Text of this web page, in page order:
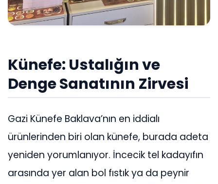
Künefe: Ustalığın ve
Denge Sanatının Zirvesi
Gazi Künefe Baklava’nın en iddialı
ürünlerinden biri olan künefe, burada adeta
yeniden yorumlanıyor. İncecik tel kadayıfın
arasında yer alan bol fıstık ya da peynir